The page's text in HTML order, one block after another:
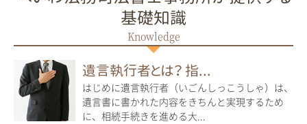
基礎知識
遺言執行者とは？ 指...
はじめに遺言執行者（いごんしっこうしゃ）は、
遺言書に書かれた内容をきちんと実現するため
に、相続手続きを進める大...